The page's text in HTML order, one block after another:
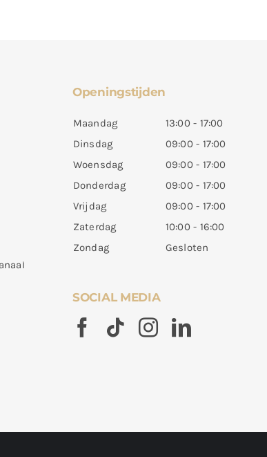
Openingstijden
Maandag
13:00 - 17:00
Dinsdag
09:00 - 17:00
Woensdag
09:00 - 17:00
Donderdag
09:00 - 17:00
Vrijdag
09:00 - 17:00
Zaterdag
10:00 - 16:00
Zondag
Gesloten
SOCIAL MEDIA